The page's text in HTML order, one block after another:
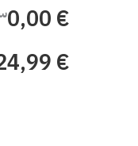
€ 0,00
€ 24,99